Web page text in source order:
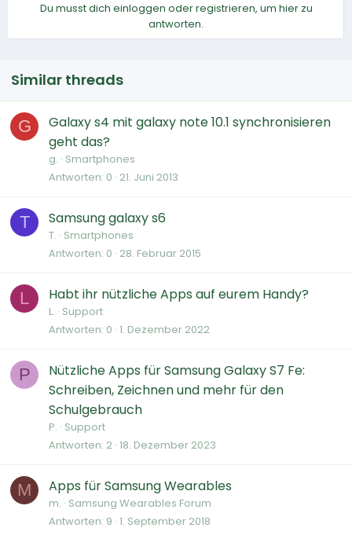
Du musst dich einloggen oder registrieren, um hier zu
antworten.
Similar threads
G
Galaxy s4 mit galaxy note 10.1 synchronisieren
geht das?
g. Smartphones
Antworten 0 21. Juni 2013
T Samsung galaxy s6
T. Smartphones
Antworten 0 28. Februar 2015
L Habt ihr nützliche Apps auf eurem Handy?
L. Support
Antworten 0 1. Dezember 2022
P
Nützliche Apps für Samsung Galaxy S7 Fe:
Schreiben, Zeichnen und mehr für den
Schulgebrauch
P. Support
Antworten 2 18. Dezember 2023
M Apps für Samsung Wearables
m. Samsung Wearables Forum
Antworten 9 1. September 2018